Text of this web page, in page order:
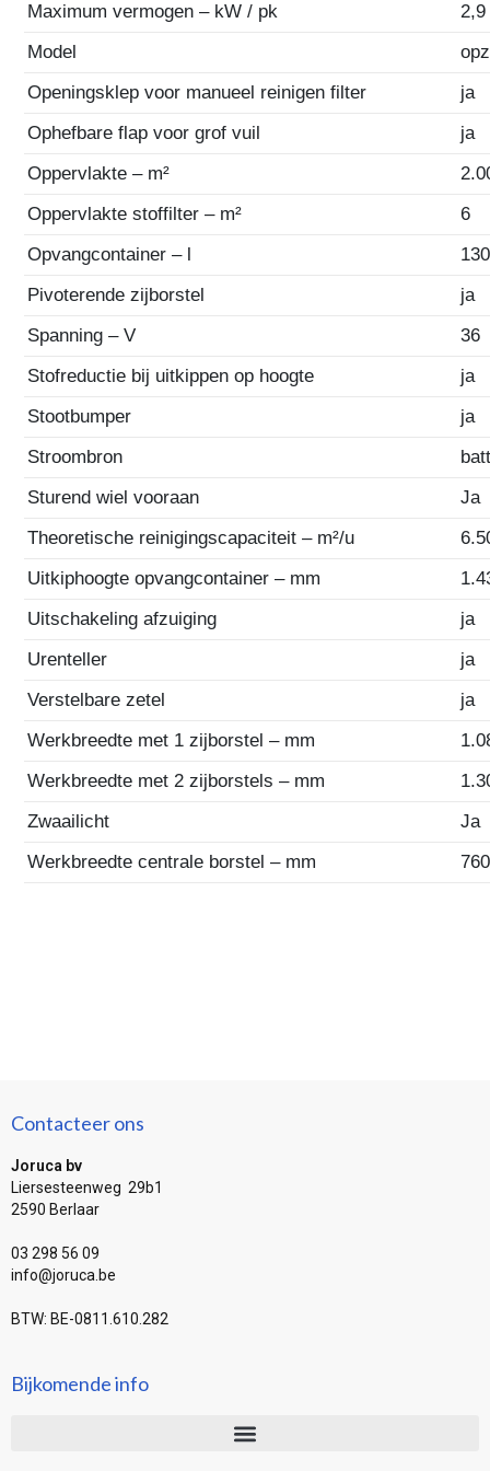
Maximum vermogen – kW / pk
Model
Openingsklep voor manueel reinigen filter
ja
Ophefbare flap voor grof vuil
ja
Oppervlakte – m²
Oppervlakte stoffilter – m²
6
Opvangcontainer – l
130
Pivoterende zijborstel
ja
Spanning – V
36
Stofreductie bij uitkippen op hoogte
ja
Stootbumper
ja
Stroombron
Sturend wiel vooraan
Ja
Theoretische reinigingscapaciteit – m²/u
Uitkiphoogte opvangcontainer – mm
Uitschakeling afzuiging
ja
Urenteller
ja
Verstelbare zetel
ja
Werkbreedte met 1 zijborstel – mm
Werkbreedte met 2 zijborstels – mm
Zwaailicht
Ja
Werkbreedte centrale borstel – mm
760
Contacteer ons
Joruca bv
Liersesteenweg 29b1
2590 Berlaar
03 298 56 09
info@joruca.be
BTW: BE-0811.610.282
Bijkomende info